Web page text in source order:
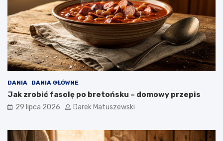
DANIA DANIA GŁÓWNE
Jak zrobić fasolę po bretońsku – domowy przepis
29 lipca 2026 Darek Matuszewski